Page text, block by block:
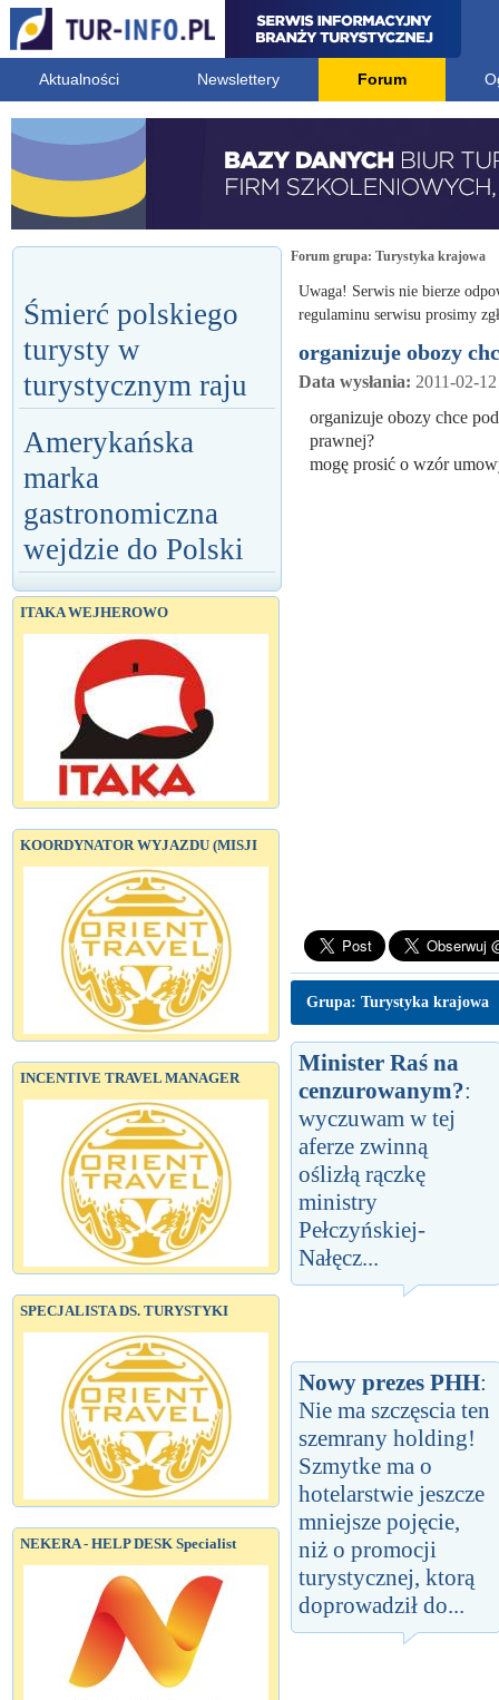
Aktualności Newslettery Forum
Śmierć polskiego
turysty w
turystycznym raju
Amerykańska
marka
gastronomiczna
wejdzie do Polski
ITAKA WEJHEROWO
KOORDYNATOR WYJAZDU (MISJI
INCENTIVE TRAVEL MANAGER
SPECJALISTA DS. TURYSTYKI
NEKERA - HELP DESK Specialist
Forum grupa: Turystyka krajowa
Uwaga! Serwis nie bierze
regulaminu serwisu prosimy
organizuje obozy
Data wysłania: 2011-02-
organizuje obozy chce
prawnej?
mogę prosić o wzór
Grupa: Turystyka krajowa
Minister Raś na
cenzurowanym?:
wyczuwam w tej
aferze zwinną
oślizłą rączkę
ministry
Pełczyńskiej-
Nałęcz...
Nowy prezes PHH:
Nie ma szczęscia ten
szemrany holding!
Szmytke ma o
hotelarstwie jeszcze
mniejsze pojęcie,
niż o promocji
turystycznej, ktorą
doprowadził do...